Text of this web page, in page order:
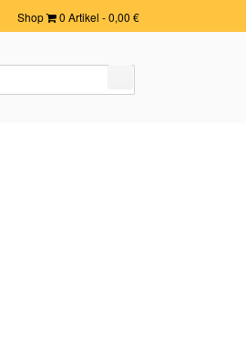
Shop 0 Artikel -0,00 €